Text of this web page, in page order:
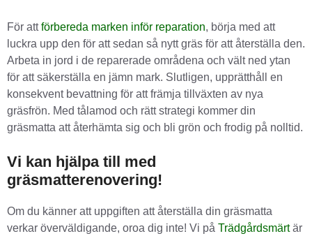
För attförbereda marken inför reparation, börja med att
luckra upp den för att sedan så nytt gräs för att återställa den.
Arbeta in jord i de reparerade områdena och vält ned ytan
för att säkerställa en jämn mark. Slutligen, upprätthåll en
konsekvent bevattning för att främja tillväxten av nya
gräsfrön. Med tålamod och rätt strategi kommer din
gräsmatta att återhämta sig och bli grön och frodig på nolltid.
Vi kan hjälpa till med
gräsmatterenovering!
Om du känner att uppgiften att återställa din gräsmatta
verkar överväldigande, oroa dig inte! Vi på Trädgårdsmärtär